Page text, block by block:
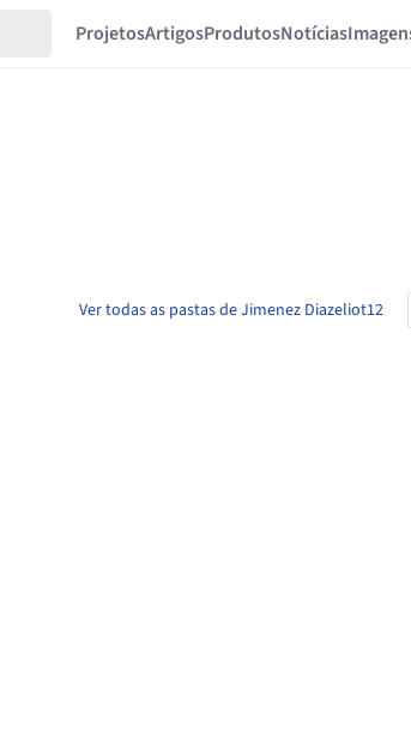
ProjetosArtigosProdutosNotícias
Ver todas as pastas de Jimenez Diazeliot12